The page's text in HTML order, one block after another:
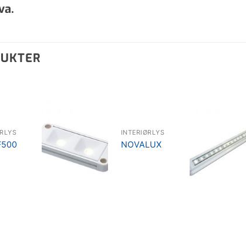
INTERIØRLYS
NOVALUX